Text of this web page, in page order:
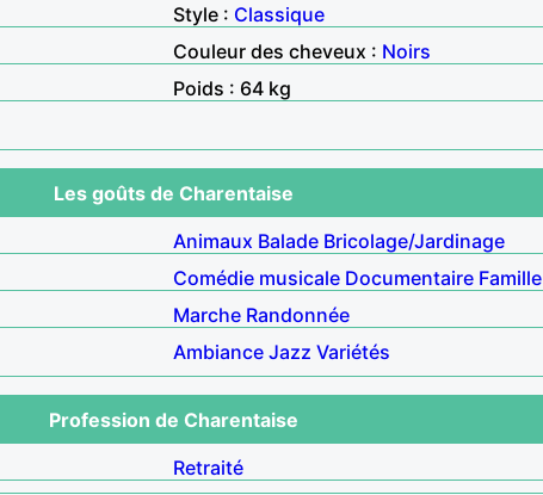
Style : Classique
Couleur des cheveux : Noirs
Poids : 64 kg
Les goûts de Charentaise
Animaux Balade Bricolage/Jardinage
Comédie musicale Documentaire Famille
Marche Randonnée
Ambiance Jazz Variétés
Profession de Charentaise
Retraité